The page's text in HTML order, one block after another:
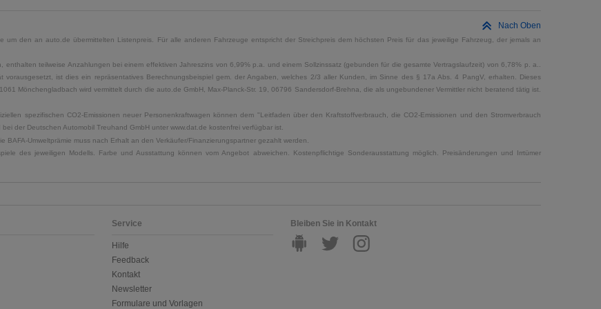
Nach Oben
den an auto.de übermittelten Listenpreis. Für alle anderen Fahrzeuge entspricht der Streichpreis dem höchsten Preis für das jeweilige Fahrzeug, der jemals an
teilweise Anzahlungen bei einem effektiven Jahreszins von 6,99% p.a. und einem Sollzinssatz (gebunden für die gesamte Vertragslaufzeit) von 6,78% p. a..
vorausgesetzt, ist dies ein repräsentatives Berechnungsbeispiel gem. der Angaben, welches 2/3 aller Kunden, im Sinne des § 17a Abs. 4 PangV, erhalten. Dieses
Mönchengladbach wird vermittelt durch die auto.de GmbH, Max-Planck-Str. 19, 06796 Sandersdorf-Brehna, die als ungebundener Vermittler nicht beratend tätig ist.
spezifischen CO2-Emissionen neuer Personenkraftwagen können dem "Leitfaden über den Kraftstoffverbrauch, die CO2-Emissionen und den Stromverbrauch
der Deutschen Automobil Treuhand GmbH unter www.dat.de kostenfrei verfügbar ist.
BAFA-Umweltprämie muss nach Erhalt an den Verkäufer/Finanzierungspartner gezahlt werden.
des jeweiligen Modells. Farbe und Ausstattung können vom Angebot abweichen. Kostenpflichtige Sonderausstattung möglich. Preisänderungen und Irrtümer
Service
Hilfe
Feedback
Kontakt
Newsletter
Formulare und Vorlagen
Bleiben Sie in Kontakt